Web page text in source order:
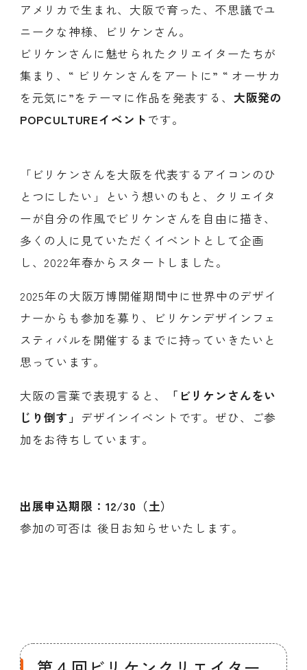
アメリカで生まれ、大阪で育った、不思議でユ
ニークな神様、ビリケンさん。
ビリケンさんに魅せられたクリエイターたちが
集まり、“ ビリケンさんをアートに” “ オーサカ
を元気に”をテーマに作品を発表する、 大阪発の
POPCULTUREイベント です。
「ビリケンさんを大阪を代表するアイコンのひ
とつにしたい」という想いのもと、クリエイタ
ーが自分の作風でビリケンさんを自由に描き、
多くの人に見ていただくイベントとして企画
し、2022年春からスタートしました。
2025年の大阪万博開催期間中に世界中のデザイ
ナーからも参加を募り、ビリケンデザインフェ
スティバルを開催するまでに持っていきたいと
思っています。
大阪の言葉で表現すると、
「ビリケンさんをい
じり倒す」 デザインイベントです。ぜひ、ご参
加をお待ちしています。
出展申込期限 ：12/30（土）
参加の可否は 後日お知らせいたします。